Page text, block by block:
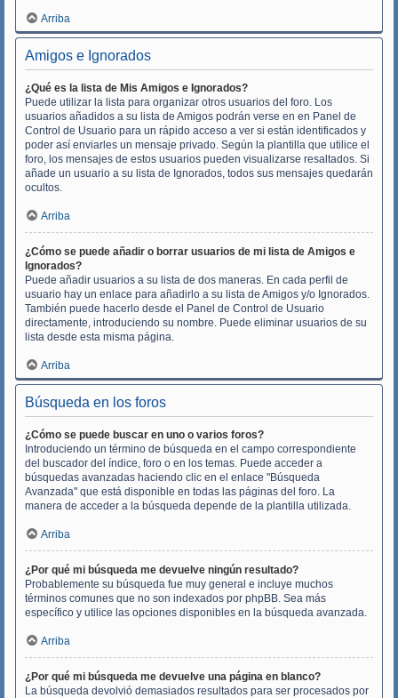
Arriba
Amigos e Ignorados
¿Qué es la lista de Mis Amigos e Ignorados?
Puede utilizar la lista para organizar otros usuarios del foro. Los
usuarios añadidos a su lista de Amigos podrán verse en en Panel de
Control de Usuario para un rápido acceso a ver si están identificados y
poder así enviarles un mensaje privado. Según la plantilla que utilice el
foro, los mensajes de estos usuarios pueden visualizarse resaltados. Si
añade un usuario a su lista de Ignorados, todos sus mensajes quedarán
ocultos.
Arriba
¿Cómo se puede añadir o borrar usuarios de mi lista de Amigos e
Ignorados?
Puede añadir usuarios a su lista de dos maneras. En cada perfil de
usuario hay un enlace para añadirlo a su lista de Amigos y/o Ignorados.
También puede hacerlo desde el Panel de Control de Usuario
directamente, introduciendo su nombre. Puede eliminar usuarios de su
lista desde esta misma página.
Arriba
Búsqueda en los foros
¿Cómo se puede buscar en uno o varios foros?
Introduciendo un término de búsqueda en el campo correspondiente
del buscador del índice, foro o en los temas. Puede acceder a
búsquedas avanzadas haciendo clic en el enlace "Búsqueda
Avanzada" que está disponible en todas las páginas del foro. La
manera de acceder a la búsqueda depende de la plantilla utilizada.
Arriba
¿Por qué mi búsqueda me devuelve ningún resultado?
Probablemente su búsqueda fue muy general e incluye muchos
términos comunes que no son indexados por phpBB. Sea más
específico y utilice las opciones disponibles en la búsqueda avanzada.
Arriba
¿Por qué mi búsqueda me devuelve una página en blanco?
La búsqueda devolvió demasiados resultados para ser procesados por